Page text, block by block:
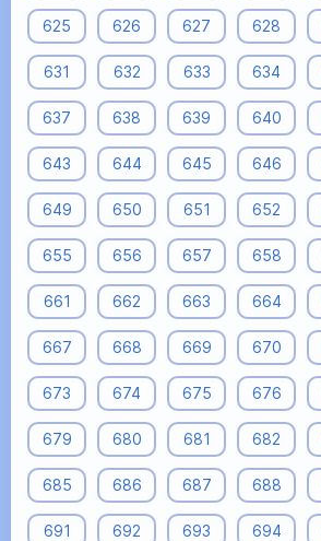
625 626 627 628
631 632 633 634
637 638 639 640
643 644 645 646
649 650 651 652
655 656 657 658
661 662 663 664
667 668 669 670
673 674 675 676
679 680 681 682
685 686 687 688
691 692 693 694